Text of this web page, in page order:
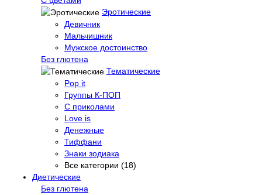
Эротические
Девичник
Мальчишник
Мужское достоинство
Без глютена
Тематические
Pop it
Группы К-ПОП
С приколами
Love is
Денежные
Тиффани
Знаки зодиака
Все категории (18)
Диетические
Без глютена